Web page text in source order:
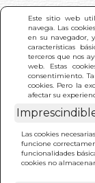
Este sitio web
navega. Las
en su navegador,
características
terceros que nos
web. Estas
consentimiento.
cookies. Pero la
afectar su
Las cookies
funcione
funcionalidades
cookies no
INICIO >